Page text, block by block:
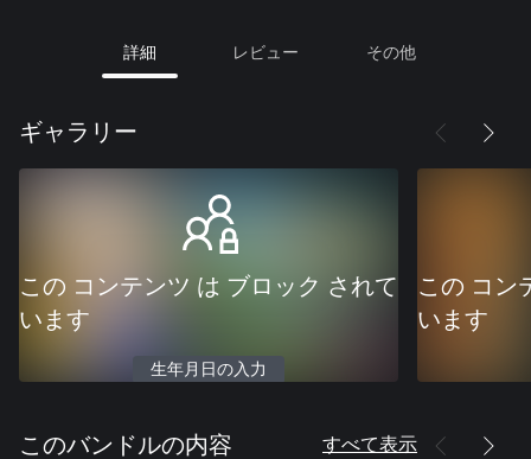
詳細 レビュー その他
ギャラリー
この コンテンツ は ブロック されて
います
生年月日の入力
この コン
います
このバンドルの内容 すべて表示